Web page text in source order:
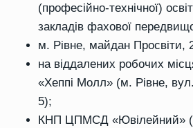
(професійно-технічної)
закладів фахової
м. Рівне, майдан Просвіти,
на віддалених робочих
«Хеппі Молл» (м. Рівне,
5);
КНП ЦПМСД «Ювілейний»